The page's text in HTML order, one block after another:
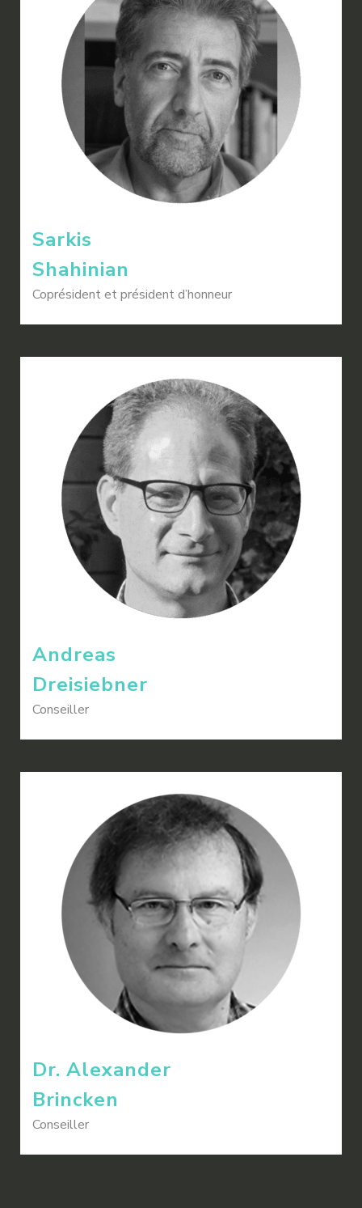
Sarkis
Shahinian
Coprésident et président d’honneur
Andreas
Dreisiebner
Conseiller
Dr. Alexander
Brincken
Conseiller